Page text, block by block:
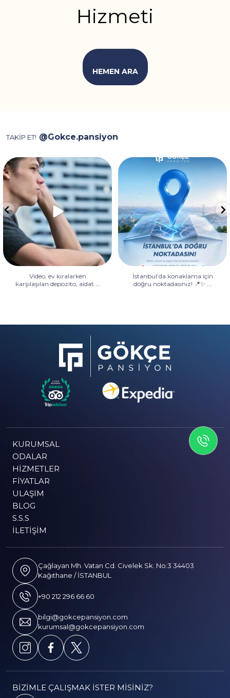
İLETİSİME GEÇİN
Hizmeti
HEMEN ARA
TAKİP ET! @Gokce.pansiyon
Video, ev kiralarken karşılaşılan
depozito, aidat...
Video, ev kiralarken
karşılaşılan depozito, aidat
İstanbul’da konaklama için
doğru noktadasınız! 📍✨...
İstanbul’da konaklama için
doğru noktadasınız! 📍✨
KURUMSAL
ODALAR
HIZMETLER
FIYATLAR
ULAŞIM
BLOG
S.S.S
İLETIŞIM
Çağlayan Mh. Vatan Cd. Civelek Sk. No:3 34403
Kağıthane / İSTANBUL
+90 212 296 66 60
bilgi@gokcepansiyon.com
kurumsal@gokcepansiyon.com
BİZİMLE ÇALIŞMAK İSTER MİSİNİZ?